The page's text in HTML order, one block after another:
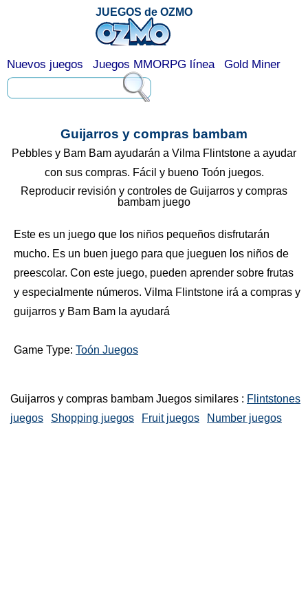
Guijarros y compras bambam
Pebbles y Bam Bam ayudarán a Vilma Flintstone a ayudar
con sus compras. Fácil y bueno Toón juegos.
Reproducir revisión y controles de Guijarros y compras
bambam juego
Este es un juego que los niños pequeños disfrutarán
mucho. Es un buen juego para que jueguen los niños de
preescolar. Con este juego, pueden aprender sobre frutas
y especialmente números. Vilma Flintstone irá a compras y
guijarros y Bam Bam la ayudará
Game Type: Toón Juegos
Guijarros y compras bambam Juegos similares : Flintstones
juegos
Shopping juegos Fruit juegos Number juegos
JUEGOS de OZMO
Nuevos juegos Juegos MMORPG línea Gold Miner